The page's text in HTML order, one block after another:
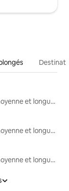
Locations moyenne et longue durée
Locations moyenne et longue durée
Locations moyenne et longue durée